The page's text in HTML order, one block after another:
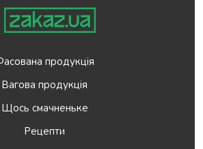
продукція
Вагова продукція
Щось смачненьке
Рецепти